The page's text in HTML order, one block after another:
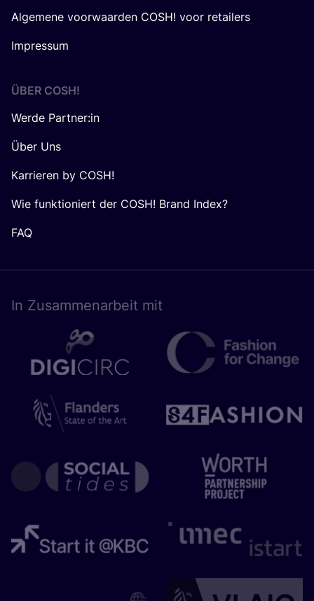
Algemene voorwaarden COSH! voor retailers
Impressum
ÜBER COSH!
Werde Partner:in
Über Uns
Karrieren by COSH!
Wie funktioniert der COSH! Brand Index?
FAQ
In Zusam­men­ar­beit mit